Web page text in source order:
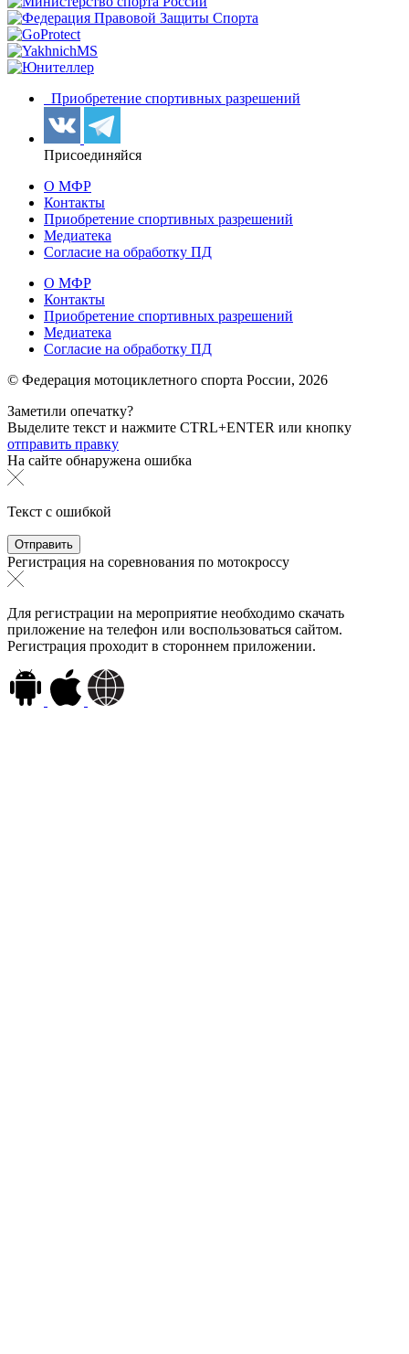
Приобретение спортивных разрешений
Присоединяйся
О МФР
Контакты
Приобретение спортивных разрешений
Медиатека
Согласие на обработку ПД
О МФР
Контакты
Приобретение спортивных разрешений
Медиатека
Согласие на обработку ПД
© Федерация мотоциклетного спорта России, 2026
Заметили опечатку?
Выделите текст и нажмите CTRL+ENTER или кнопку
отправить правку
На сайте обнаружена ошибка
Текст с ошибкой
Регистрация на соревнования по мотокроссу
Для регистрации на мероприятие необходимо скачать
приложение на телефон или воспользоваться сайтом.
Регистрация проходит в стороннем приложении.